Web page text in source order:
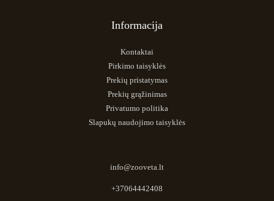
Informacija
Kontaktai
Pirkimo taisyklės
Prekių pristatymas
Prekių grąžinimas
Privatumo politika
Slapukų naudojimo taisyklės
info@zooveta.lt
+37064442408